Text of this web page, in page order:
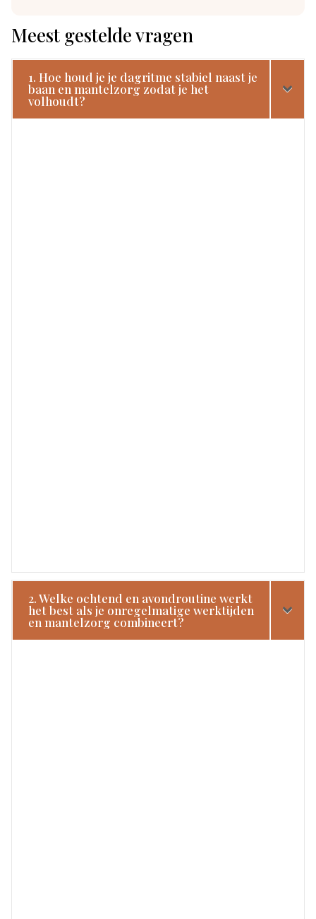
Meest gestelde vragen
1. Hoe houd je je dagritme stabiel naast je
baan en mantelzorg zodat je het
volhoudt?
2. Welke ochtend en avondroutine werkt
het best als je onregelmatige werktijden
en mantelzorg combineert?